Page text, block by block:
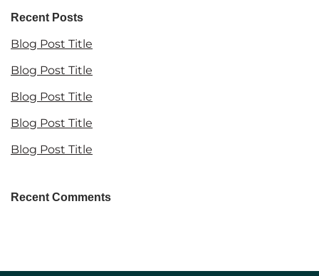
Recent Posts
Blog Post Title
Blog Post Title
Blog Post Title
Blog Post Title
Blog Post Title
Recent Comments